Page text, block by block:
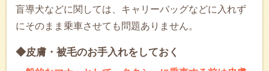
盲導犬などに関しては、キャリーバッグなどに入れず
にそのまま乗車させても問題ありません。
◆皮膚・被毛のお手入れをしておく